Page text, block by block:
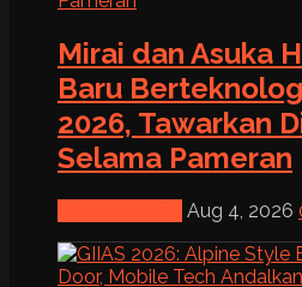
Mirai dan Asuka
Baru
2026, Tawarkan
Selama Pameran
Aug 4, 2026